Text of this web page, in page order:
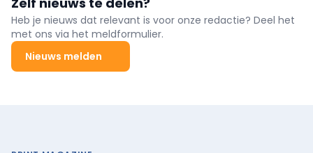
CEO Dr. Marc Wucherer en de familie, benadrukt de focus op
ondernemerschap, continuïteit en langetermijnstrategie. De
benoemingen zijn onderdeel van een transformatieprogramma
gericht op innovatie, efficiëntie en duurzame groei.
Heb je nieuws dat relevant is voor onze redactie? Deel het
met ons via het meldformulier.
Nieuws melden